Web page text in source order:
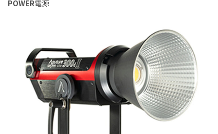
POWER電源